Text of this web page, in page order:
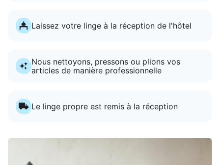
Laissez votre linge à la réception de l'hôtel
Nous nettoyons, pressons ou plions vos
articles de manière professionnelle
Le linge propre est remis à la réception